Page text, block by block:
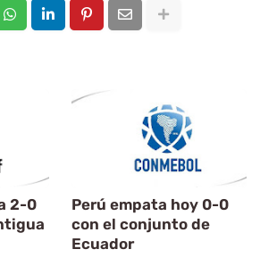
2-0
Perú empata hoy 0-0
con el conjunto de
Ecuador